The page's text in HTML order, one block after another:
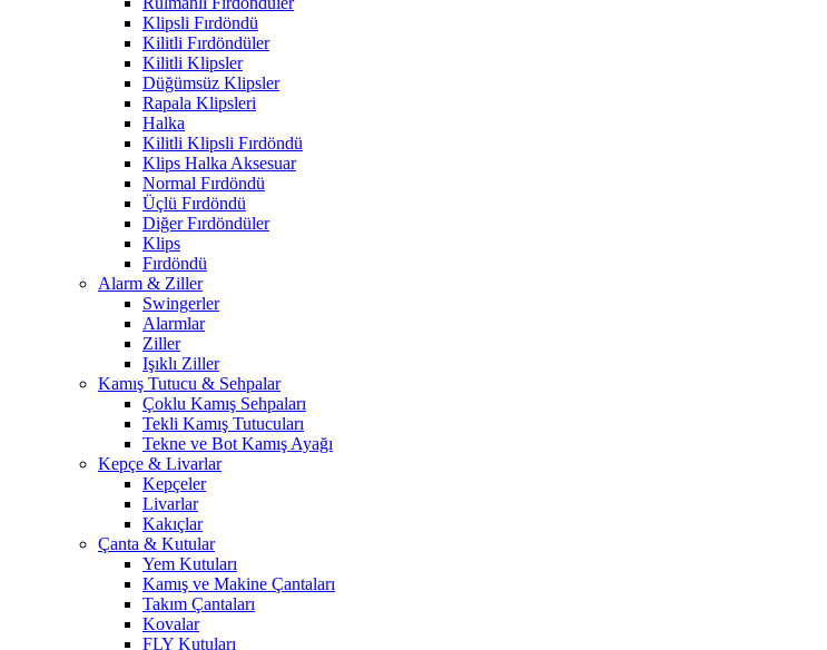
Klipsli Fırdöndü
Kilitli Fırdöndüler
Kilitli Klipsler
Düğümsüz Klipsler
Rapala Klipsleri
Halka
Kilitli Klipsli Fırdöndü
Klips Halka Aksesuar
Normal Fırdöndü
Üçlü Fırdöndü
Diğer Fırdöndüler
Klips
Fırdöndü
Alarm & Ziller
Swingerler
Alarmlar
Ziller
Işıklı Ziller
Kamış Tutucu & Sehpalar
Çoklu Kamış Sehpaları
Tekli Kamış Tutucuları
Tekne ve Bot Kamış Ayağı
Kepçe & Livarlar
Kepçeler
Livarlar
Kakıçlar
Çanta & Kutular
Yem Kutuları
Kamış ve Makine Çantaları
Takım Çantaları
Kovalar
FLY Kutuları